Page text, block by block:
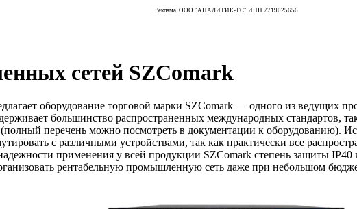
Реклама. ООО "АНАЛИТИК-ТС" ИНН 7719025656
сетей SZComark
оборудование торговой марки SZComark — одного из ведущих
большинство распространенных международных стандартов,
перечень можно посмотреть в документации к оборудованию).
с различными устройствами, так как практически все
применения у всей продукции SZComark степень защиты IP40
рентабельную промышленную сеть даже при небольшом